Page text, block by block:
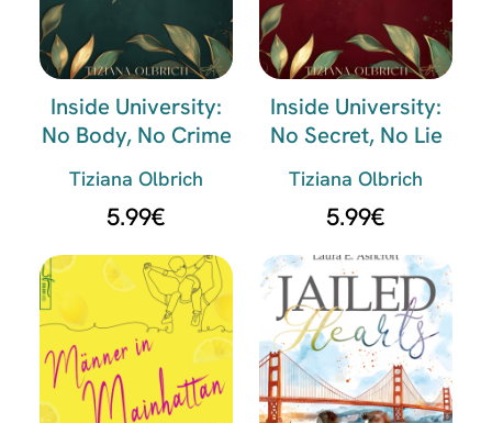
Inside University:
No Body, No Crime
Tiziana Olbrich
5.99€
Inside University:
No Secret, No Lie
Tiziana Olbrich
5.99€